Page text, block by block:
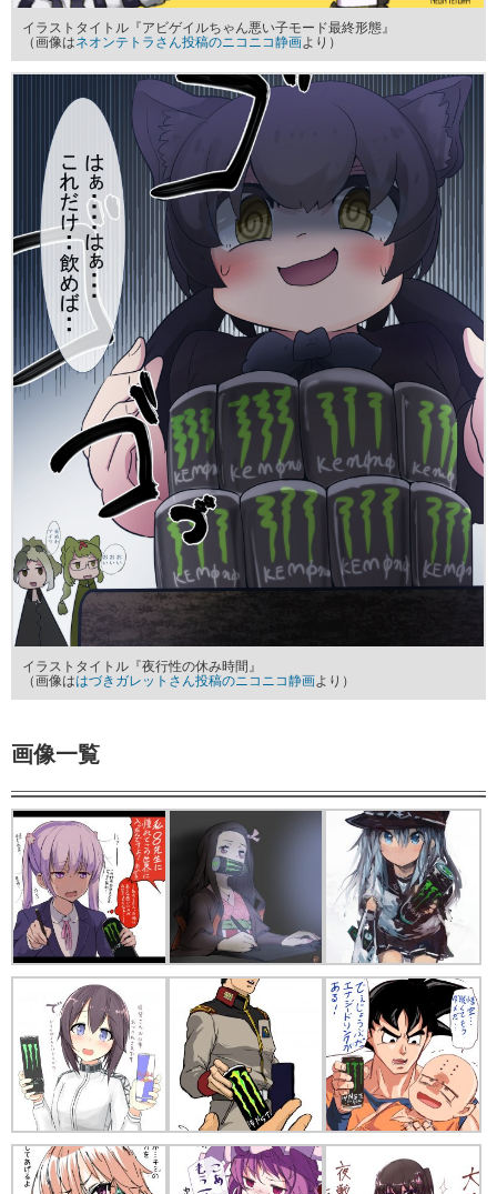
イラストタイトル『アビゲイルちゃん悪い子モード最終形態』
（画像はネオンテトラさん投稿のニコニコ静画より）
イラストタイトル『夜行性の休み時間』
（画像ははづきガレットさん投稿のニコニコ静画より）
画像一覧